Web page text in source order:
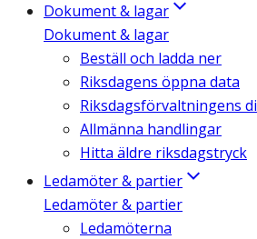
Dokument & lagar
Dokument & lagar
Beställ och ladda ner
Riksdagens öppna data
Riksdagsförvaltningens
Allmänna handlingar
Hitta äldre riksdagstryck
Ledamöter & partier
Ledamöter & partier
Ledamöterna